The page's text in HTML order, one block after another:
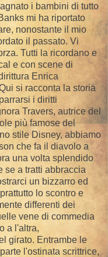
i bambini di tutto
mi ha riportato
nonostante il mio
il passato. Vi
Tutti la ricordano e
e con scene di
Enrica
si racconta la storia
i diritti
Travers, autrice del
più famose del
stile Disney, abbiamo
che fa il diavolo a
una volta splendido
se a tratti abbraccia
un bizzarro ed
lo scontro e
differenti dei
vene di commedia
a l'altra,
girato. Entrambe le
l'ostinata scrittrice,